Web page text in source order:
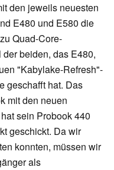
den jeweils neuesten
E480 und E580 die
Quad-Core-
beiden, das E480,
"Kabylake-Refresh"-
geschafft hat. Das
mit den neuen
sein Probook 440
geschickt. Da wir
konnten, müssen wir
als